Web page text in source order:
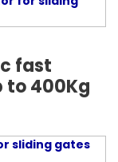
fast
to 400Kg